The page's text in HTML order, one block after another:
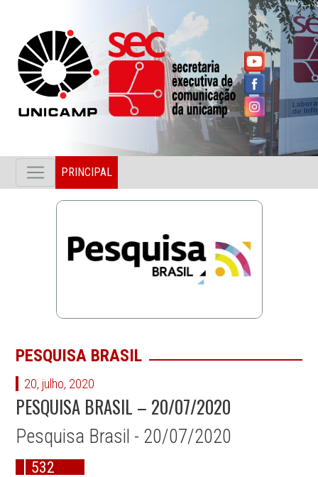
PRINCIPAL
PESQUISA BRASIL
20, julho, 2020
PESQUISA BRASIL – 20/07/2020
Pesquisa Brasil - 20/07/2020
532